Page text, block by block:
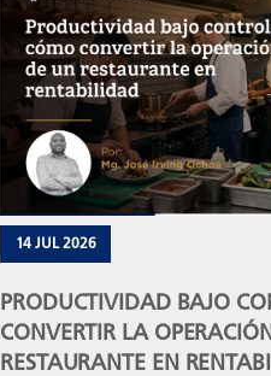
14 JUL 2026
PRODUCTIVIDAD BAJO
CONVERTIR LA
RESTAURANTE EN